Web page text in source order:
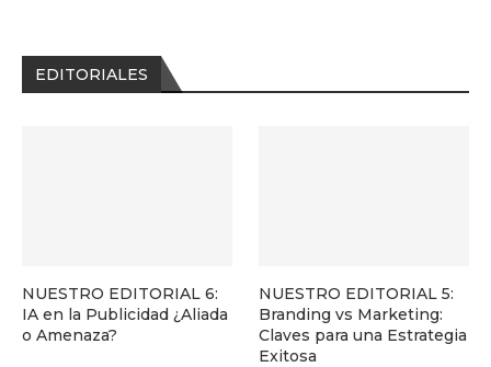
EDITORIALES
NUESTRO EDITORIAL 6:
IA en la Publicidad ¿Aliada
o Amenaza?
NUESTRO EDITORIAL 5:
Branding vs Marketing:
Claves para una Estrategia
Exitosa